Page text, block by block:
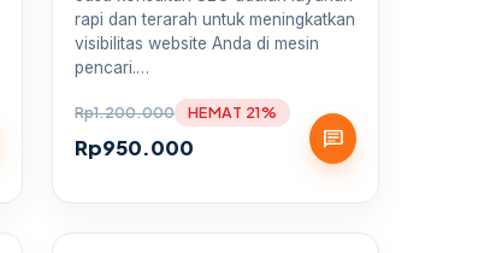
rapi dan terarah untuk meningkatkan
visibilitas website Anda di mesin
pencari.…
Rp1.200.000
Rp950.000
HEMAT 21%
chat